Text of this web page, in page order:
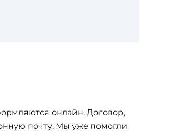
онлайн. Договор,
почту. Мы уже помогли